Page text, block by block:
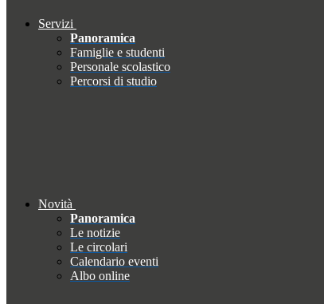
Servizi
Panoramica
Famiglie e studenti
Personale scolastico
Percorsi di studio
Novità
Panoramica
Le notizie
Le circolari
Calendario eventi
Albo online